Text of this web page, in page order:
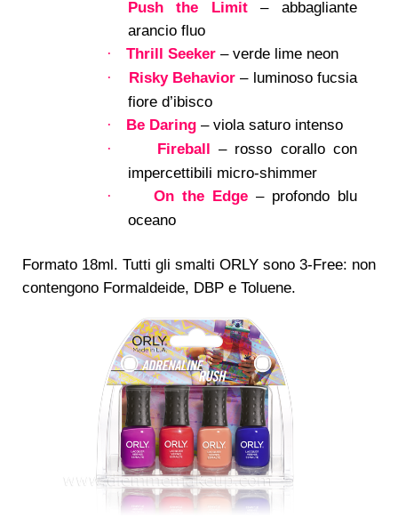
Push the Limit
– abbagliante
arancio fluo
· Thrill Seeker – verde lime neon
· Risky Behavior – luminoso fucsia
fiore d’ibisco
· Be Daring – viola saturo intenso
· Fireball – rosso corallo con
impercettibili micro-shimmer
· On the Edge – profondo blu
oceano
Formato 18ml. Tutti gli smalti ORLY sono 3-Free: non
contengono Formaldeide, DBP e Toluene.